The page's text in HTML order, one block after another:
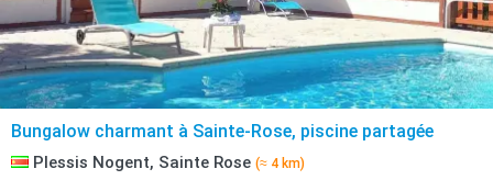
Bungalow charmant à Sainte-Rose, piscine partagée
Plessis Nogent, Sainte Rose (≈ 4 km)